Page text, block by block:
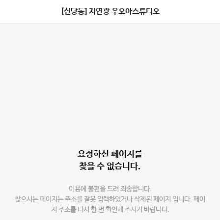
[신당동] 자연광 우오아스튜디오
요청하신 페이지를
찾을 수 없습니다.
이용에 불편을 드려 죄송합니다.
찾으시는 페이지는 주소를 잘못 입력하였거나 삭제된 페이지 입니다. 페이
지 주소를 다시 한 번 확인해 주시기 바랍니다.